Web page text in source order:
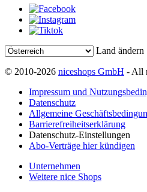
Land ändern
© 2010-2026 niceshops GmbH - All
Impressum und
Datenschutz
Allgemeine
Barrierefreiheitserklärung
Datenschutz-Einstellungen
Abo-Verträge hier kündigen
Unternehmen
Weitere nice Shops